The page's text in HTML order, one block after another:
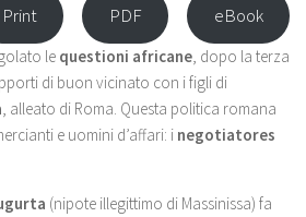
Print PDF eBook
le questioni africane , dopo la terza
di buon vicinato con i figli di
, alleato di Roma. Questa politica romana
e uomini d’affari: i negotiatores
(nipote illegittimo di Massinissa) fa